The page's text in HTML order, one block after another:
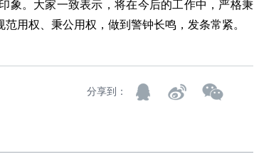
象。大家一致表示，将在今后的工作中，严格秉
用权、秉公用权，做到警钟长鸣，发条常紧。
分享到：